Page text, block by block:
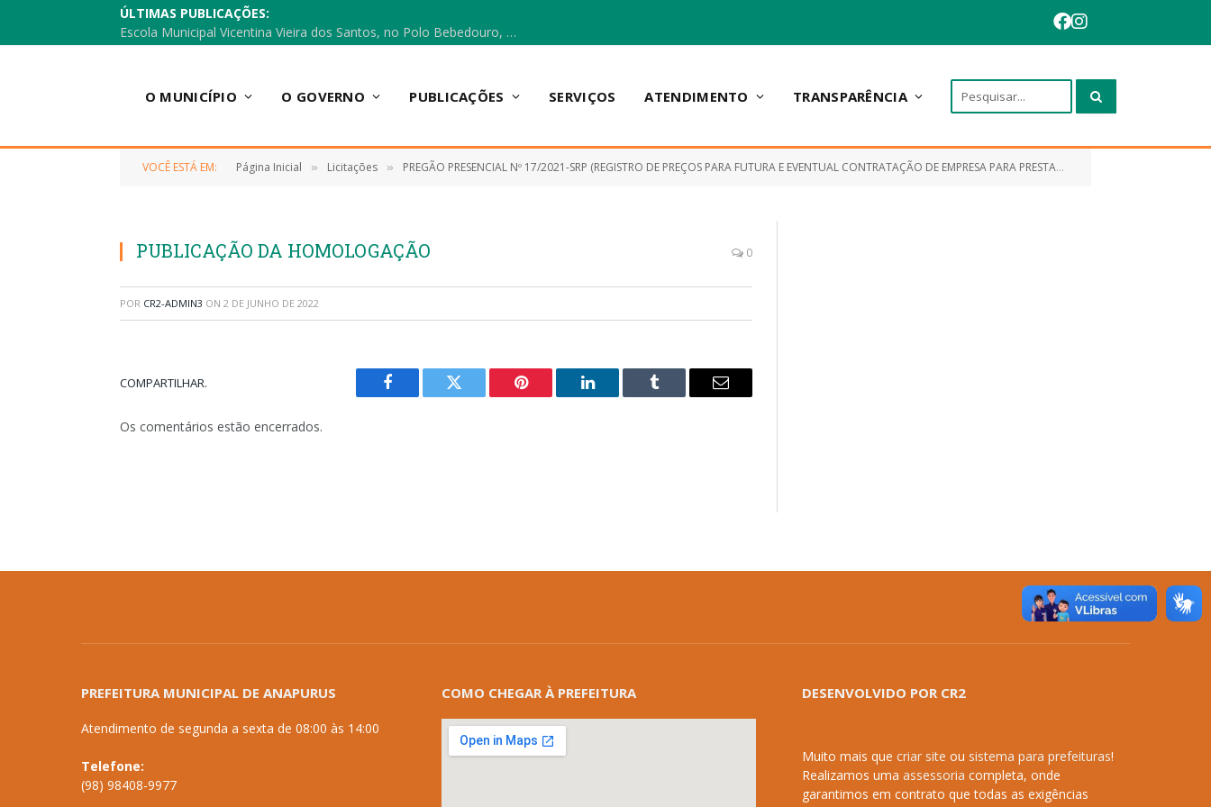
ÚLTIMAS PUBLICAÇÕES:
Escola Municipal Vicentina Vieira dos Santos, no Polo Bebedouro, recebeu materiais para a implantação do Cantinho da Leitura e da Sala Multidisciplinar.
O MUNICÍPIO O GOVERNO PUBLICAÇÕES SERVIÇOS ATENDIMENTO TRANSPARÊNCIA
VOCÊ ESTÁ EM: Página Inicial » Licitações » PREGÃO PRESENCIAL Nº 17/2021-SRP (REGISTRO DE PREÇOS PARA FUTURA E EVENTUAL CONTRATAÇÃO DE EMPRESA PARA PRESTAÇÃO DOS SERVIÇOS DE LIMPEZA URBANA, NO MUNCÍPIO DE ANAPURUS/MA, CONFORME PROJETO BÁSICO)
PUBLICAÇÃO DA HOMOLOGAÇÃO 0
POR CR2-ADMIN3 ON 2 DE JUNHO DE 2022
COMPARTILHAR.
Facebook Twitter Pinterest LinkedIn Tumblr
E-
Os comentários estão encerrados.
PREFEITURA MUNICIPAL DE ANAPURUS
Atendimento de segunda a sexta de 08:00 às 14:00
Telefone:
(98) 98408-9977
COMO CHEGAR À PREFEITURA DESENVOLVIDO POR CR2
Muito mais que criar site ou sistema para prefeituras!
Realizamos uma assessoria completa, onde
garantimos em contrato que todas as exigências